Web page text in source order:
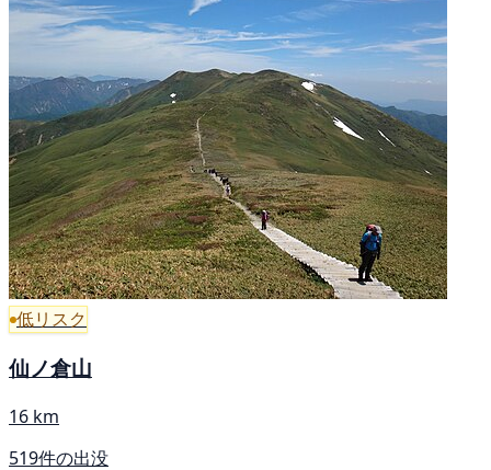
低リスク
仙ノ倉山
16 km
519件の出没